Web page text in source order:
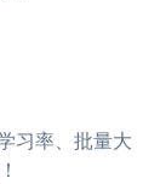
习率、批量大